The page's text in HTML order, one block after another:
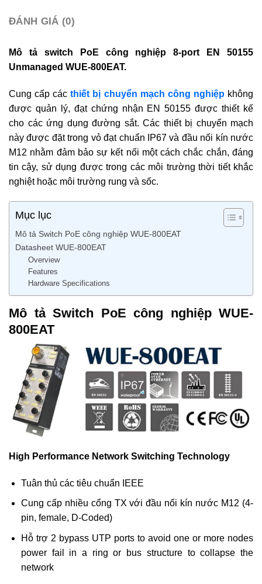
ĐÁNH GIÁ (0)
Mô tả switch PoE công nghiệp 8-port EN 50155
Unmanaged WUE-800EAT.
Cung cấp cácthiết bị chuyển mạch công nghiệpkhông
được quản lý, đạt chứng nhận EN 50155 được thiết kế
cho các ứng dụng đường sắt. Các thiết bị chuyển mạch
này được đặt trong vỏ đạt chuẩn IP67 và đầu nối kín nước
M12 nhằm đảm bảo sự kết nối một cách chắc chắn, đáng
tin cậy, sử dụng được trong các môi trường thời tiết khắc
nghiệt hoặc môi trường rung và sốc.
Mục lục
Mô tả Switch PoE công nghiệp WUE-800EAT
Datasheet WUE-800EAT
Overview
Features
Hardware Specifications
Mô tả Switch PoE công nghiệp WUE-
800EAT
High Performance Network Switching Technology
Tuân thủ các tiêu chuẩn IEEE
Cung cấp nhiều cổng TX với đầu nối kín nước M12 (4-
pin, female, D-Coded)
Hỗ trợ 2 bypass UTP ports to avoid one or more nodes
power fail in a ring or bus structure to collapse the
network